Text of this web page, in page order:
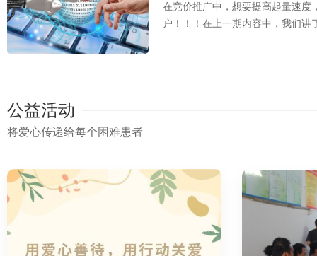
在竞价推广中，想要提高起量速度
户！！！在上一期内容中，我们讲
公益活动
将爱心传递给每个困难患者